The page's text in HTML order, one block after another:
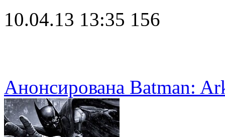
10.04.13 13:35 156
Анонсирована Batman: